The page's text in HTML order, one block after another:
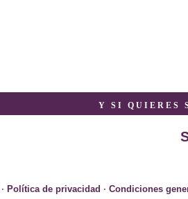
Y SI QUIERES
· Política de privacidad · Condiciones